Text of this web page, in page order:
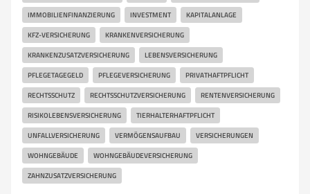
IMMOBILIENFINANZIERUNG INVESTMENT KAPITALANLAGE
KFZ-VERSICHERUNG KRANKENVERSICHERUNG
KRANKENZUSATZVERSICHERUNG LEBENSVERSICHERUNG
PFLEGETAGEGELD PFLEGEVERSICHERUNG PRIVATHAFTPFLICHT
RECHTSSCHUTZ RECHTSSCHUTZVERSICHERUNG RENTENVERSICHERUNG
RISIKOLEBENSVERSICHERUNG TIERHALTERHAFTPFLICHT
UNFALLVERSICHERUNG VERMÖGENSAUFBAU VERSICHERUNGEN
WOHNGEBÄUDE WOHNGEBÄUDEVERSICHERUNG
ZAHNZUSATZVERSICHERUNG